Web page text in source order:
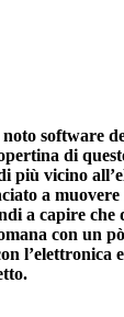
noto software
di
più vicino
a muovere
a capire che
con un
l’elettronica